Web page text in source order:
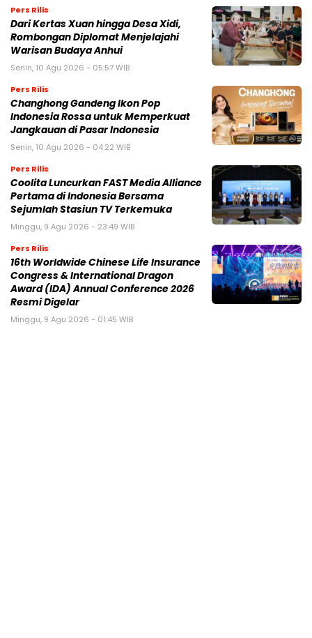
Pers Rilis
Dari Kertas Xuan hingga Desa Xidi,
Rombongan Diplomat Menjelajahi
Warisan Budaya Anhui
Senin, 10 Agu 2026 - 05:57 WIB
Pers Rilis
Changhong Gandeng Ikon Pop
Indonesia Rossa untuk Memperkuat
Jangkauan di Pasar Indonesia
Senin, 10 Agu 2026 - 04:22 WIB
Pers Rilis
Coolita Luncurkan FAST Media Alliance
Pertama di Indonesia Bersama
Sejumlah Stasiun TV Terkemuka
Minggu, 9 Agu 2026 - 23:49 WIB
Pers Rilis
16th Worldwide Chinese Life Insurance
Congress & International Dragon
Award (IDA) Annual Conference 2026
Resmi Digelar
Minggu, 9 Agu 2026 - 01:45 WIB